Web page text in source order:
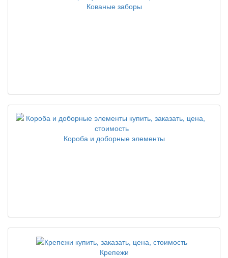
Кованые заборы
Короба и доборные элементы
Крепежи